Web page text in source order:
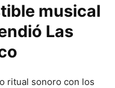
musical
Las
ritual sonoro con los